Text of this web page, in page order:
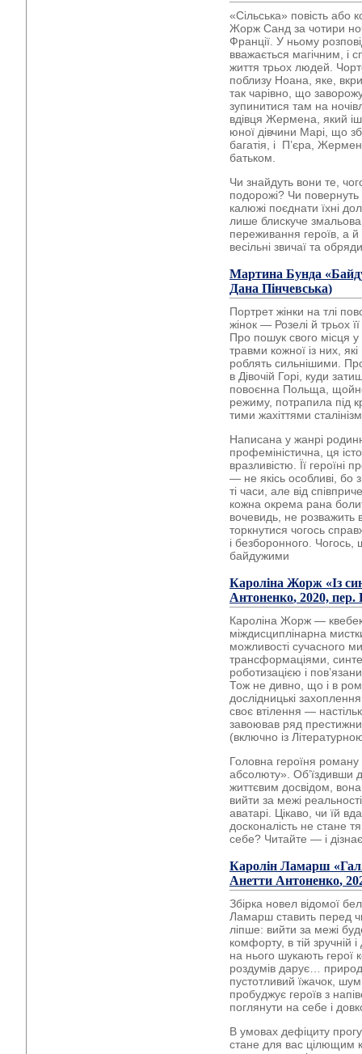
«Сільська» повість або
Жорж Санд за чотири
Франції. У ньому
вважається магічним, і
життя трьох людей.
поблизу Ноана, яке,
так чарівно, що
зупинитися там на
вдівця Жермена, який
юної дівчини Марі, що
багатія, і П’єра,
батьком.
Чи знайдуть вони те,
подорожі? Чи
калюжі поєднати їхні
лише блискуче
переживання героїв, а й
весільні звичаї та
Мартина Бунда
Дана Пінчевська)
Портрет жінки на тлі
жінок — Розелі й трьох
Про пошук свого місця у
травми кожної із них,
роблять сильнішими.
в Дівочій Горі, куди
повоєнна Польща,
режиму, потрапила під
тими жахіттями
Написана у жанрі
профеміністична, ця
вразливістю. Її героїні
— не якісь особливі, бо
ті часи, але від
кожна окрема рана
вочевидь, не розважить
торкнутися чогось
і безборонного.
байдужими
Кароліна Жорж «Із
Антоненко, 2020, пер.
Кароліна Жорж —
міждисциплінарна
можливості сучасного
трансформаціями,
роботизацією і
Тож не дивно, що і в
дослідницькі
своє втілення —
завоював ряд
(включно із
Головна героїня
абсолюту». Об’їздивши
життєвим досвідом, вона
вийти за межі
аватарі. Цікаво, чи їй
досконалість не стане
себе? Читайте — і
Каролін Ламарш
Анетти Антоненко,
Збірка новел відомої
Ламарш ставить перед
ліпше: вийти за межі
комфорту, в тій зручній
на нього шукають герої
роздумів дарує…
пустотливий їжачок,
пробуджує героїв з
поглянути на себе і
В умовах дефіциту
стане для вас цілющим